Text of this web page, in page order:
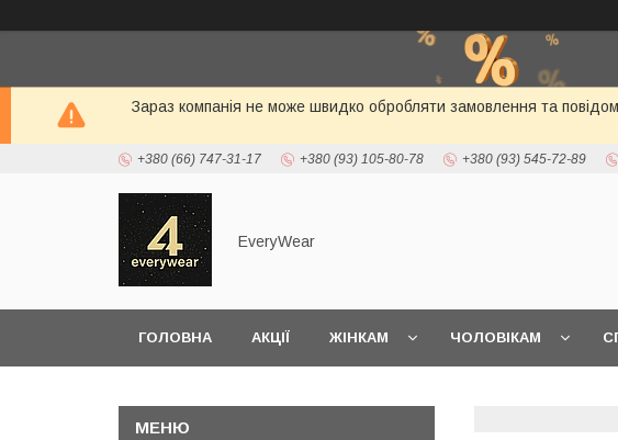
Зараз компанія не може швидко обробляти замовлення та
+380 (66) 747-31-17 +380 (93) 105-80-78 +380 (93) 545-72-89
EveryWear
ГОЛОВНА АКЦІЇ ЖІНКАМ ЧОЛОВІКАМ